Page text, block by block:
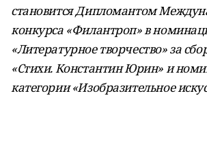
становится Дипломантом
конкурса «Филантроп» в
«Литературное творчество» за
«Стихи. Константин Юрин» и
категории «Изобразительное